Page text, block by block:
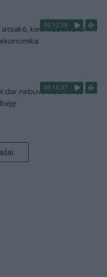
00:12:58
kiek vidutiniškai
00:16:37
dar nebuvo Koalicinės